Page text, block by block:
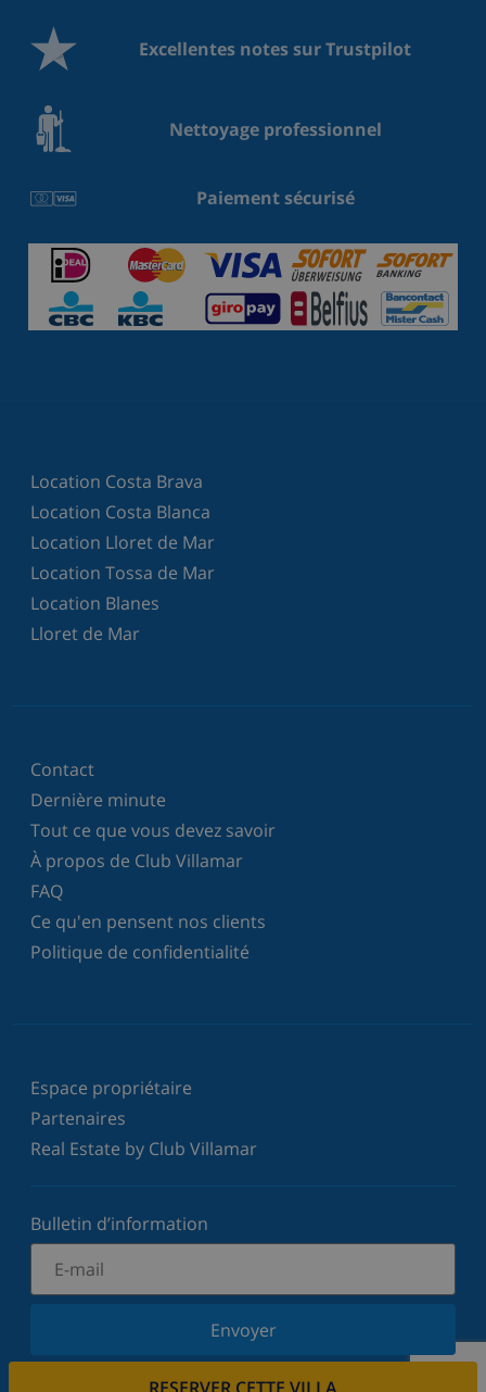
Excellentes notes sur Trustpilot
Nettoyage professionnel
Paiement sécurisé
Location Costa Brava
Location Costa Blanca
Location Lloret de Mar
Location Tossa de Mar
Location Blanes
Lloret de Mar
Contact
Dernière minute
Tout ce que vous devez savoir
À propos de Club Villamar
FAQ
Ce qu'en pensent nos clients
Politique de confidentialité
Espace propriétaire
Partenaires
Real Estate by Club Villamar
Bulletin d’information
Envoyer
Inscrivez-vous à notre newsletter et restez informé